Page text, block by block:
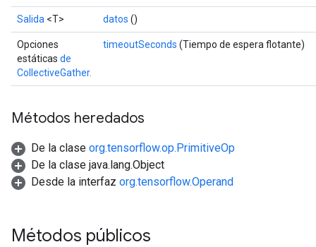
Salida <T> datos ()
Opciones
estáticas de
CollectiveGather.
timeoutSeconds (Tiempo de espera flotante)
Métodos heredados
De la clase org.tensorflow.op.PrimitiveOp
De la clase java.lang.Object
Desde la interfaz org.tensorflow.Operand
Métodos públicos